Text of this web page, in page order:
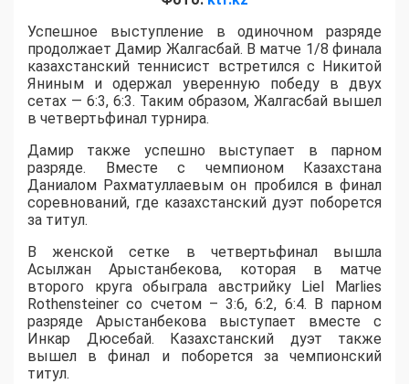
Успешное выступление в одиночном разряде
продолжает Дамир Жалгасбай. В матче 1/8 финала
казахстанский теннисист встретился с Никитой
Яниным и одержал уверенную победу в двух
сетах — 6:3, 6:3. Таким образом, Жалгасбай вышел
в четвертьфинал турнира.
Дамир также успешно выступает в парном
разряде. Вместе с чемпионом Казахстана
Даниалом Рахматуллаевым он пробился в финал
соревнований, где казахстанский дуэт поборется
за титул.
В женской сетке в четвертьфинал вышла
Асылжан Арыстанбекова, которая в матче
второго круга обыграла австрийку Liel Marlies
Rothensteiner со счетом – 3:6, 6:2, 6:4. В парном
разряде Арыстанбекова выступает вместе с
Инкар Дюсебай. Казахстанский дуэт также
вышел в финал и поборется за чемпионский
титул.